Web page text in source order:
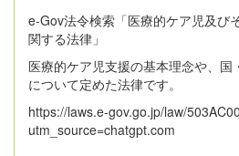
e-Gov法令検索「医療的ケア児及び
関する法律」
医療的ケア児支援の基本理念や、国
について定めた法律です。
https://laws.e-gov.go.jp/law/
utm_source=chatgpt.com